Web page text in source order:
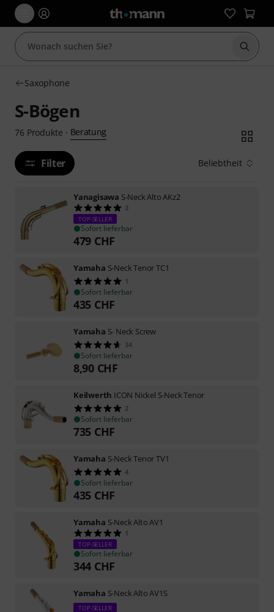
Suche
Saxophone
S-Bögen
76 Produkte · Beratung
Filter Beliebtheit
Yanagisawa S-Neck Alto AKz2
3
TOP-SELLER
Sofort lieferbar
479 CHF
Yamaha S-Neck Tenor TC1
1
Sofort lieferbar
435 CHF
Yamaha S- Neck Screw
34
Sofort lieferbar
8,90 CHF
Keilwerth ICON Nickel S-Neck Tenor
2
Sofort lieferbar
735 CHF
Yamaha S-Neck Tenor TV1
4
Sofort lieferbar
435 CHF
Yamaha S-Neck Alto AV1
1
TOP-SELLER
Sofort lieferbar
344 CHF
Yamaha S-Neck Alto AV1S
TOP-SELLER